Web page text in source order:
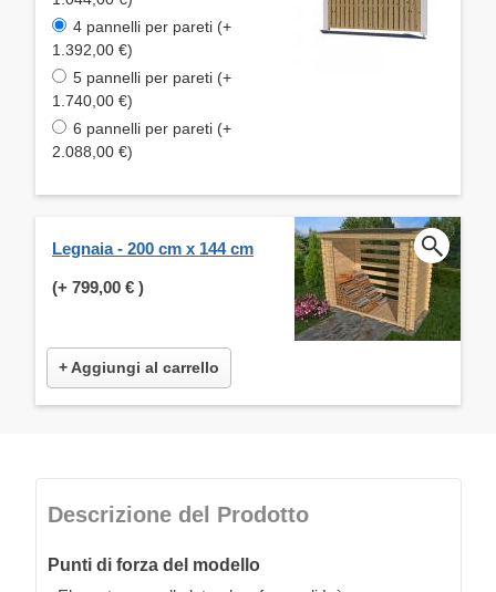
4 pannelli per pareti (+
1.392,00 €)
5 pannelli per pareti (+
1.740,00 €)
6 pannelli per pareti (+
2.088,00 €)
Legnaia - 200 cm x 144 cm
(+ 799,00 € )
+ Aggiungi al carrello
Descrizione del Prodotto
Punti di forza del modello